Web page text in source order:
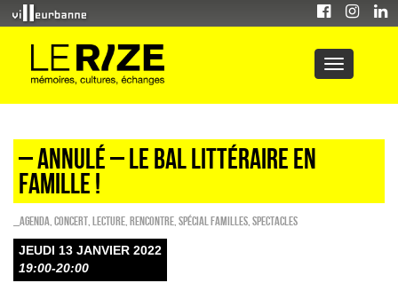
– ANNULÉ – LE BAL LITTÉRAIRE EN
FAMILLE !
_Agenda Concert Lecture Rencontre Spécial familles SPECTACLES
JEUDI 13 JANVIER 2022
19:00-20:00